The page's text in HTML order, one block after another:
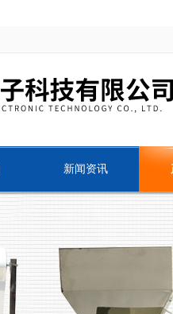
新闻资讯